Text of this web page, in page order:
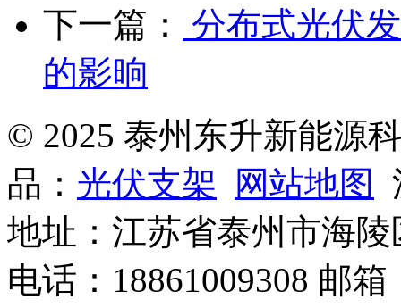
下一篇：
分布式光伏
的影晌
© 2025 泰州东升新能源
品： 光伏支架 网站地图
地址：江苏省泰州市海
电话：18861009308 邮